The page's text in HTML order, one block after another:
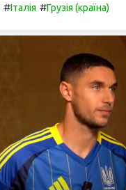
#Італія #Грузія (країна)